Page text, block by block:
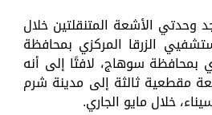
وحدتي الأشعة المتنقلتين خلال
الزرقا المركزي بمحافظة
بمحافظة سوهاج، لافتًا إلى أنه
مقطعية ثالثة إلى مدينة شرم
خلال مايو الجاري.